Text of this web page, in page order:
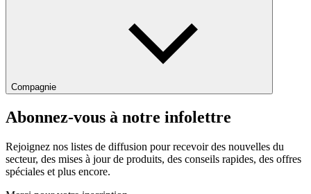
Compagnie
Abonnez-vous à notre infolettre
Rejoignez nos listes de diffusion pour recevoir des nouvelles du
secteur, des mises à jour de produits, des conseils rapides, des offres
spéciales et plus encore.